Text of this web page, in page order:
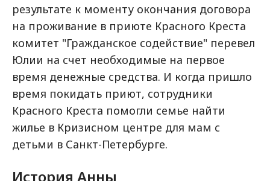
результате к моменту окончания договора
на проживание в приюте Красного Креста
комитет "Гражданское содействие" перевел
Юлии на счет необходимые на первое
время денежные средства. И когда пришло
время покидать приют, сотрудники
Красного Креста помогли семье найти
жилье в Кризисном центре для мам с
детьми в Санкт-Петербурге.
История Анны